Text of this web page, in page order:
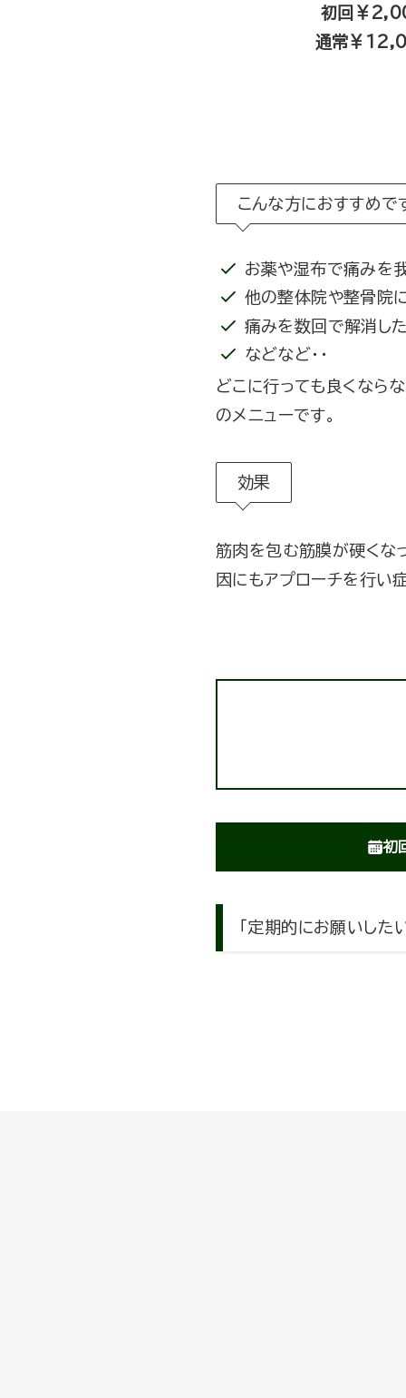
初回￥
通常￥
こんな方におすすめで
お薬や湿布で痛みを
他の整体院や整骨院
痛みを数回で解消し
などなど・・
どこに行っても良くなら
のメニューです。
効果
筋肉を包む筋膜が硬くな
因にもアプローチを行い
初
「定期的にお願いし